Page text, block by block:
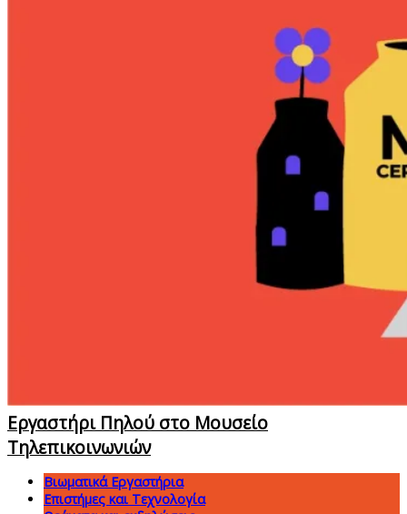
Εργαστήρι Πηλού στο Μουσείο
Τηλεπικοινωνιών
Βιωματικά Εργαστήρια
Επιστήμες και Τεχνολογία